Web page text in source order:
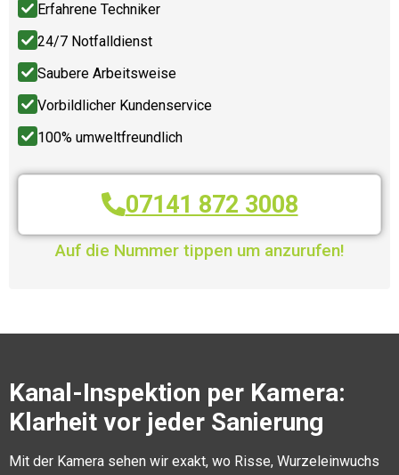
Erfahrene Techniker
24/7 Notfalldienst
Saubere Arbeitsweise
Vorbildlicher Kundenservice
100% umweltfreundlich
07141 872 3008
Auf die Nummer tippen um anzurufen!
Kanal-Inspektion per Kamera:
Klarheit vor jeder Sanierung
Mit der Kamera sehen wir exakt, wo Risse, Wurzeleinwuchs